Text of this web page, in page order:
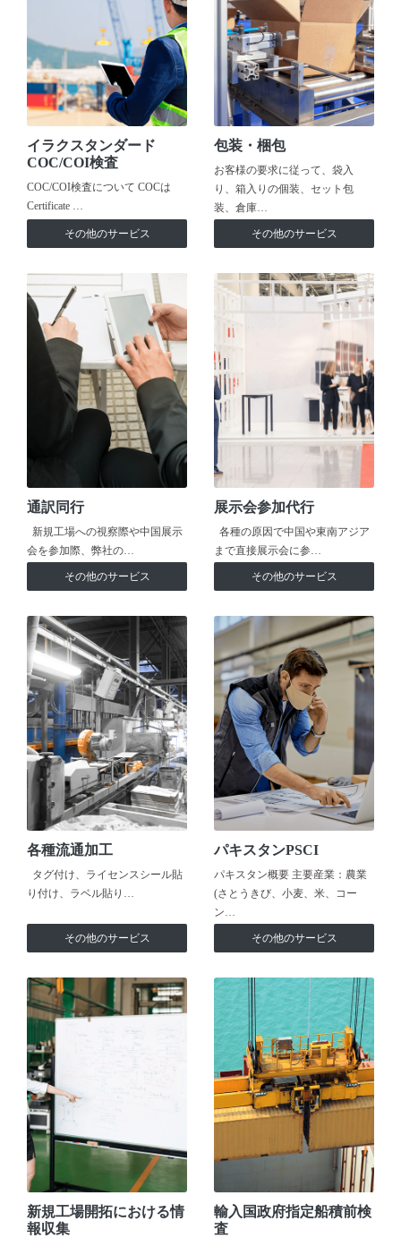
イラクスタンダード
COC/COI検査
COC/COI検査について COCは
Certificate …
その他のサービス
包装・梱包
お客様の要求に従って、袋入
り、箱入りの個装、セット包
装、倉庫…
その他のサービス
通訳同行
新規工場への視察際や中国展示
会を参加際、弊社の…
その他のサービス
展示会参加代行
各種の原因で中国や東南アジア
まで直接展示会に参…
その他のサービス
各種流通加工
タグ付け、ライセンスシール貼
り付け、ラベル貼り…
その他のサービス
パキスタンPSCI
パキスタン概要 主要産業：農業
(さとうきび、小麦、米、コー
ン…
その他のサービス
新規工場開拓における情
報収集
輸入国政府指定船積前検
査